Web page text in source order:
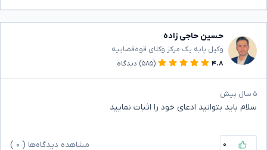
حسین حاجی زاده
وکیل پایه یک مرکز وکلای قوه‌قضاییه
۴.۸
(۵۸۵) دیدگاه
۵ سال پیش
سلام باید بتوانید ادعای خود را اثبات نمایید
۰ مشاهده دیدگاه‌ها ( ۰